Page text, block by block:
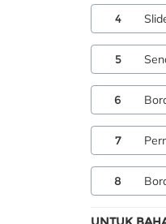
4
5
6
7
8